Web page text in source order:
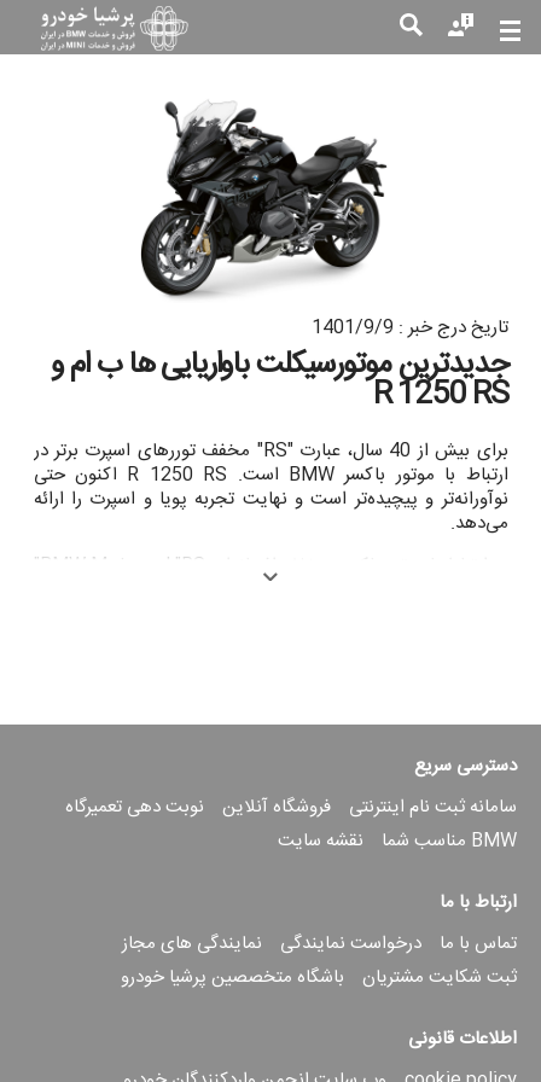
تاریخ درج خبر : 1401/9/9
جدیدترین موتورسیکلت باواریایی ها ب ام و
R 1250 RS
برای بیش از 40 سال، عبارت "RS" مخفف توررهای اسپرت برتر در
ارتباط با موتور باکسر BMW است. R 1250 RS اکنون حتی
نوآورانه‌تر و پیچیده‌تر است و نهایت تجربه پویا و اسپرت را ارائه
می‌دهد.
در ارتباط با موتور باکسر، مخفف افسانه‌ای BMW Motorrad "RS"
در دنیای اسپرت توررها مترادف با لذت سواری اسپرت و پویا در
استاندارد جدید و امکانات اضافی اختیاری داده است - تا توررهای
ورزشی را پویاتر و آرام‌تر کند.
دسترسی سریع
سامانه ثبت نام اینترنتی
فروشگاه آنلاین
نوبت دهی تعمیرگاه
BMW مناسب شما
نقشه سایت
ارتباط با ما
تماس با ما
درخواست نمایندگی
نمایندگی های مجاز
ثبت شکایت مشتریان
باشگاه متخصصین پرشیا خودرو
اطلاعات قانونی